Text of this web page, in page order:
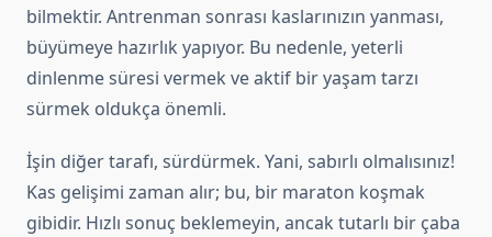
bilmektir. Antrenman sonrası kaslarınızın yanması,
büyümeye hazırlık yapıyor. Bu nedenle, yeterli
dinlenme süresi vermek ve aktif bir yaşam tarzı
sürmek oldukça önemli.
İşin diğer tarafı, sürdürmek. Yani, sabırlı olmalısınız!
Kas gelişimi zaman alır; bu, bir maraton koşmak
gibidir. Hızlı sonuç beklemeyin, ancak tutarlı bir çaba